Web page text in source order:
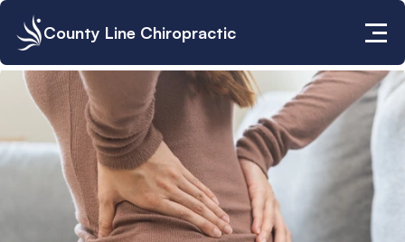
County Line Chiropractic